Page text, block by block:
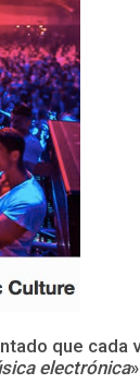
que cada
electrónica